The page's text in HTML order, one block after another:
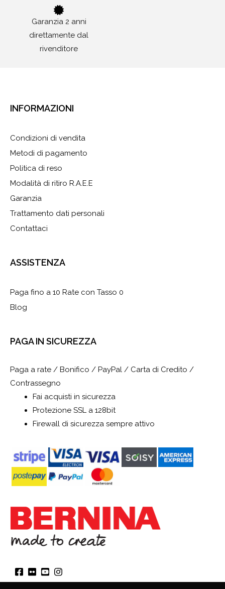
Garanzia 2 anni
direttamente dal
rivenditore
INFORMAZIONI
Condizioni di vendita
Metodi di pagamento
Politica di reso
Modalità di ritiro R.A.E.E
Garanzia
Trattamento dati personali
Contattaci
ASSISTENZA
Paga fino a 10 Rate con Tasso 0
Blog
PAGA IN SICUREZZA
Paga a rate / Bonifico / PayPal / Carta di Credito /
Contrassegno
Fai acquisti in sicurezza
Protezione SSL a 128bit
Firewall di sicurezza sempre attivo